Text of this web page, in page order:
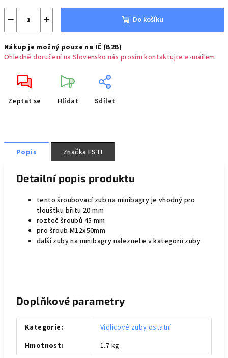
+
− Do košíku
Nákup je možný pouze na IČ (B2B)
Ohledně doručení na Slovensko nás prosím kontaktujte e-mailem
Zeptat se Hlídat Sdílet
Popis Značka ESTI
Detailní popis produktu
tento šroubovací zub na minibagry je vhodný pro
tloušťku břitu 20 mm
rozteč šroubů 45 mm
pro šroub M12x50mm
další zuby na minibagry naleznete v kategorii zuby
Doplňkové parametry
Kategorie:
Vidlicové zuby ostatní
Hmotnost: 1.7 kg